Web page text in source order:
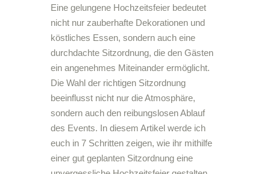
Eine gelungene Hochzeitsfeier bedeutet
nicht nur zauberhafte Dekorationen und
köstliches Essen, sondern auch eine
durchdachte Sitzordnung, die den Gästen
ein angenehmes Miteinander ermöglicht.
Die Wahl der richtigen Sitzordnung
beeinflusst nicht nur die Atmosphäre,
sondern auch den reibungslosen Ablauf
des Events. In diesem Artikel werde ich
euch in 7 Schritten zeigen, wie ihr mithilfe
einer gut geplanten Sitzordnung eine